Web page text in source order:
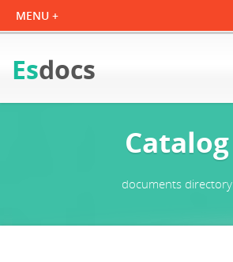
Esdocs
Catalog
documents directory